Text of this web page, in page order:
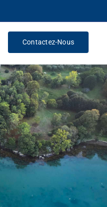
Contactez-Nous